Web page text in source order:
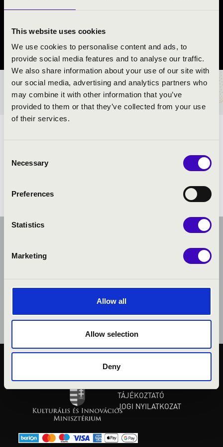
This website uses cookies
We use cookies to personalise content and ads, to
provide social media features and to analyse our traffic.
We also share information about your use of our site with
our social media, advertising and analytics partners who
may combine it with other information that you’ve
provided to them or that they’ve collected from your use
of their services.
Selection
Necessary
Preferences
Statistics
Marketing
Allow all
Allow selection
Deny
ZENEKAR
Vas vármegye
BÉRLET- ÉS JEGYÁRAK
KÖZÉRDEKŰ ADATOK
ADATVÉDELMI
TÁJÉKOZTATÓ
JOGI NYILATKOZAT